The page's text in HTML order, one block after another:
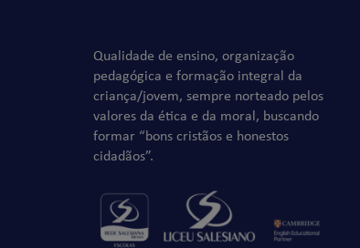
Qualidade de ensino, organização
pedagógica e formação integral da
criança/jovem, sempre norteado pelos
valores da ética e da moral, buscando
formar “bons cristãos e honestos
cidadãos”.